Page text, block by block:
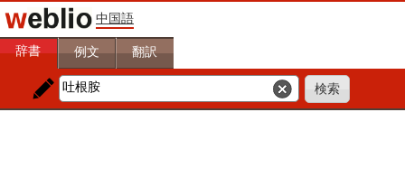
中国語
辞書 例文 翻訳